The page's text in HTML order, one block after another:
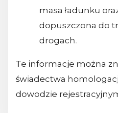
masa ładunku
dopuszczona do
drogach.
Te informacje można
świadectwa
dowodzie